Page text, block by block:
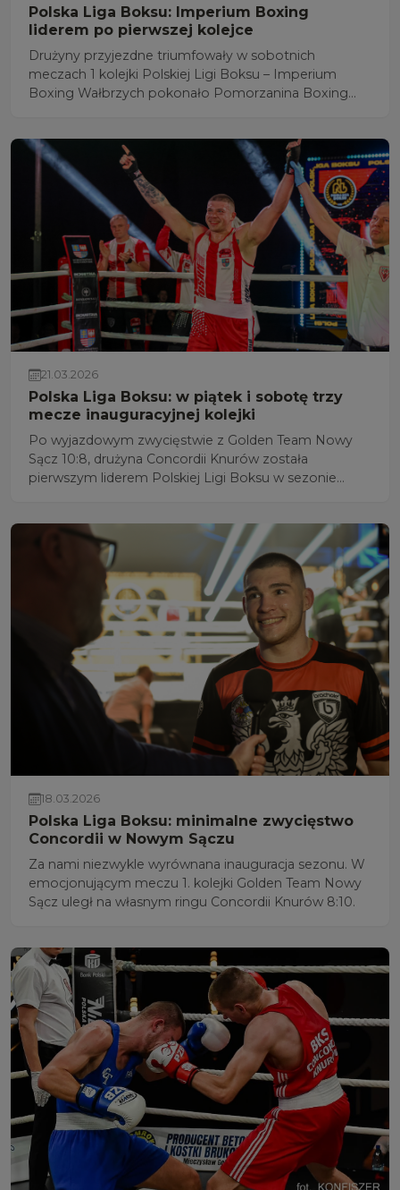
Polska Liga Boksu: Imperium Boxing
liderem po pierwszej kolejce
Drużyny przyjezdne triumfowały w sobotnich
meczach 1 kolejki Polskiej Ligi Boksu – Imperium
Boxing Wałbrzych pokonało Pomorzanina Boxing
21.03.2026
Polska Liga Boksu: w piątek i sobotę trzy
mecze inauguracyjnej kolejki
Po wyjazdowym zwycięstwie z Golden Team Nowy
Sącz 10:8, drużyna Concordii Knurów została
pierwszym liderem Polskiej Ligi Boksu w sezonie
18.03.2026
Polska Liga Boksu: minimalne zwycięstwo
Concordii w Nowym Sączu
Za nami niezwykle wyrównana inauguracja sezonu. W
emocjonującym meczu 1. kolejki Golden Team Nowy
Sącz uległ na własnym ringu Concordii Knurów 8:10.